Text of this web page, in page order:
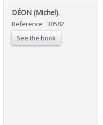
‎DÉON (Michel).‎
Reference : 30582
See the book